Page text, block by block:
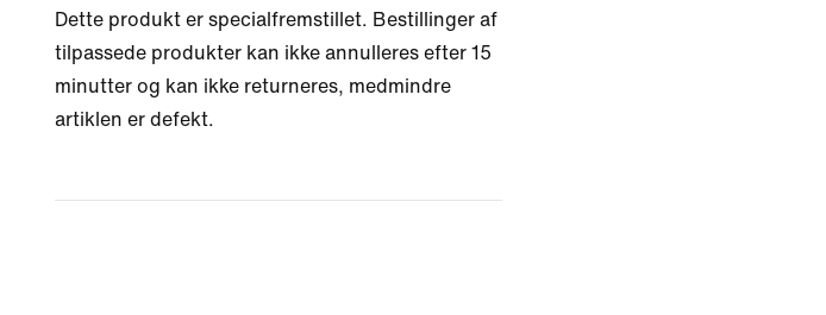
Dette produkt er specialfremstillet. Bestillinger af
tilpassede produkter kan ikke annulleres efter 15
minutter og kan ikke returneres, medmindre
artiklen er defekt.